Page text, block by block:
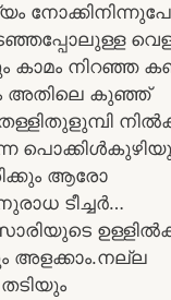
കാമം നിറഞ്ഞ
അതിലെ കുഞ്ഞ്
ആരോ
ടീച്ചർ…
അളക്കാം.നല്ല